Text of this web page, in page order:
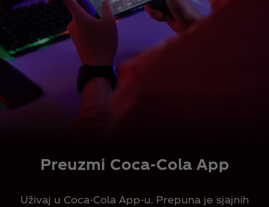
Preuzmi Coca‑Cola App
Uživaj u Coca‑Cola App-u. Prepuna je sjajnih